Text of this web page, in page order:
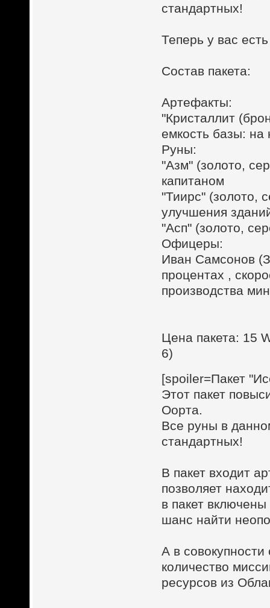
стандартных!
Теперь у вас
Состав пакета:
Артефакты:
"Кристаллит
емкость базы: на
Руны:
"Азм" (золото,
капитаном
"Тиирс" (золото,
улучшения
"Асп" (золото,
Офицеры:
Иван Самсонов
процентах ,
производства
Цена пакета: 15
6)
[spoiler=Пакет
Этот пакет
Оорта.
Все руны в
стандартных!
В пакет входит
позволяет
в пакет
шанс найти
А в
количество
ресурсов из